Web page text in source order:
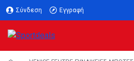
Σύνδεση Εγγραφή